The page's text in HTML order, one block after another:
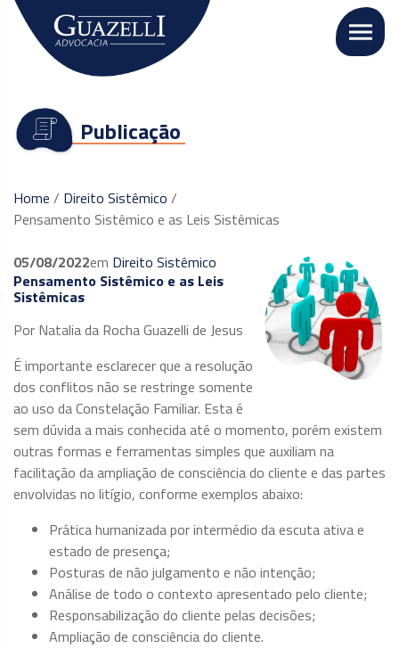
Publicação
Home / Direito Sistêmico /
Pensamento Sistêmico e as Leis Sistêmicas
05/08/2022em Direito Sistêmico
Pensamento Sistêmico e as Leis
Sistêmicas
Por Natalia da Rocha Guazelli de Jesus
É importante esclarecer que a resolução
dos conflitos não se restringe somente
ao uso da Constelação Familiar. Esta é
sem dúvida a mais conhecida até o momento, porém existem
outras formas e ferramentas simples que auxiliam na
facilitação da ampliação de consciência do cliente e das partes
envolvidas no litígio, conforme exemplos abaixo:
Prática humanizada por intermédio da escuta ativa e
estado de presença;
Posturas de não julgamento e não intenção;
Análise de todo o contexto apresentado pelo cliente;
Responsabilização do cliente pelas decisões;
Ampliação de consciência do cliente.